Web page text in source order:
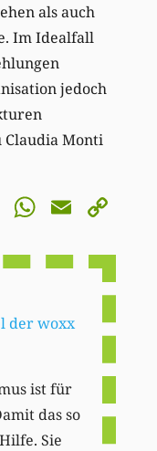
als auch
Im Idealfall
jedoch
Claudia Monti
BlueskyEmail
der woxx
ist für
das so
Sie